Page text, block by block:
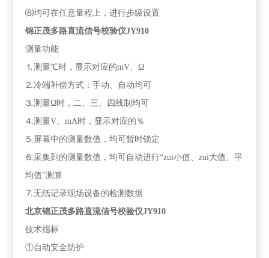
⑻均可在任意量程上，进行步级设置
锦正茂多路直流信号校验仪JY910
测量功能
⒈测量℃时，显示对应的mV、Ω
⒉冷端补偿方式：手动、自动均可
⒊测量Ω时，二、三、四线制均可
⒋测量V、mA时，显示对应的％
⒌屏幕中的测量数值，均可暂时锁定
⒍采集到的测量数值，均可自动进行“zui小值、zui大值、平
均值"测算
⒎无纸记录现场设备的检测数据
北京锦正茂多路直流信号校验仪JY910
技术指标
①自动安全防护